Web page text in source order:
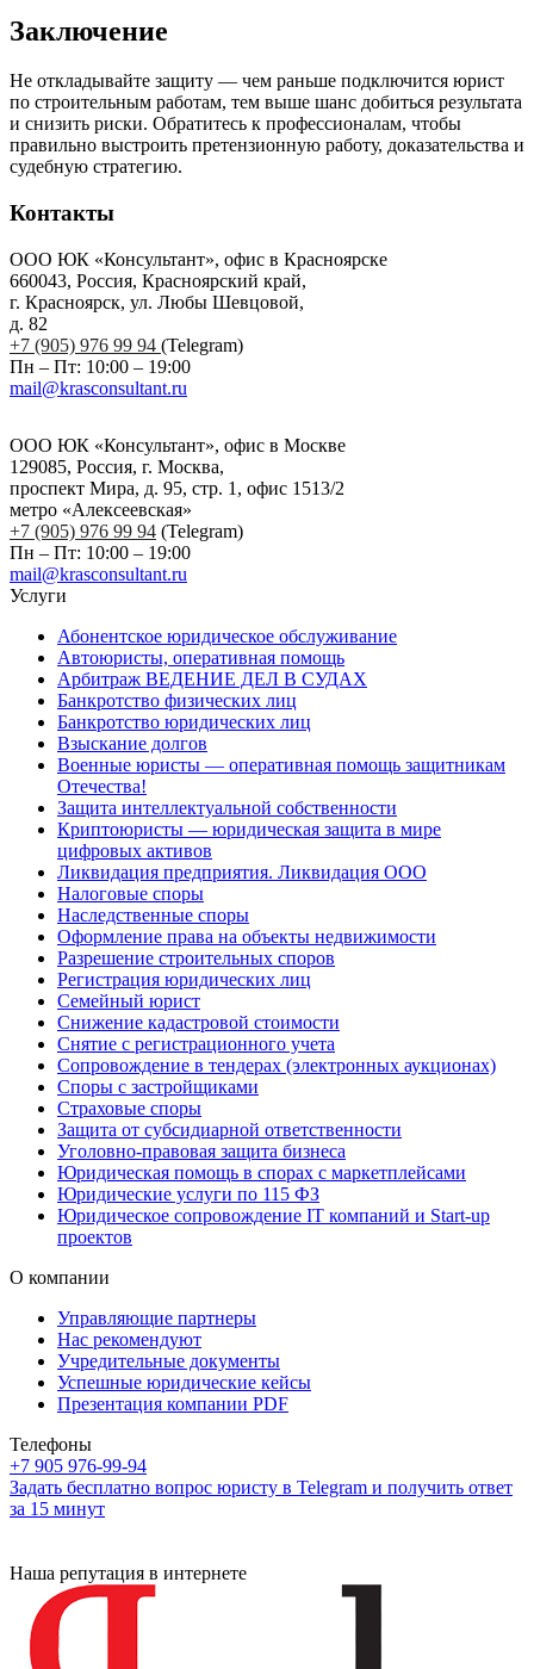
Заключение
Не откладывайте защиту — чем раньше подключится юрист
по строительным работам, тем выше шанс добиться результата
и снизить риски. Обратитесь к профессионалам, чтобы
правильно выстроить претензионную работу, доказательства и
судебную стратегию.
Контакты
ООО ЮК «Консультант», офис в Красноярске
660043, Россия, Красноярский край,
г. Красноярск, ул. Любы Шевцовой,
д. 82
+7 (905) 976 99 94 (Telegram)
Пн – Пт: 10:00 – 19:00
mail@krasconsultant.ru
ООО ЮК «Консультант», офис в Москве
129085, Россия, г. Москва,
проспект Мира, д. 95, стр. 1, офис 1513/2
метро «Алексеевская»
+7 (905) 976 99 94 (Telegram)
Пн – Пт: 10:00 – 19:00
mail@krasconsultant.ru
Услуги
Абонентское юридическое обслуживание
Автоюристы, оперативная помощь
Арбитраж ВЕДЕНИЕ ДЕЛ В СУДАХ
Банкротство физических лиц
Банкротство юридических лиц
Взыскание долгов
Военные юристы — оперативная помощь защитникам
Отечества!
Защита интеллектуальной собственности
Криптоюристы — юридическая защита в мире
цифровых активов
Ликвидация предприятия. Ликвидация ООО
Налоговые споры
Наследственные споры
Оформление права на объекты недвижимости
Разрешение строительных споров
Регистрация юридических лиц
Семейный юрист
Снижение кадастровой стоимости
Снятие с регистрационного учета
Сопровождение в тендерах (электронных аукционах)
Споры с застройщиками
Страховые споры
Защита от субсидиарной ответственности
Уголовно-правовая защита бизнеса
Юридическая помощь в спорах с маркетплейсами
Юридические услуги по 115 ФЗ
Юридическое сопровождение IT компаний и Start-up
проектов
О компании
Управляющие партнеры
Нас рекомендуют
Учредительные документы
Успешные юридические кейсы
Презентация компании PDF
Телефоны
+7 905 976-99-94
Задать бесплатно вопрос юристу в Telegram и получить ответ
за 15 минут
Наша репутация в интернете